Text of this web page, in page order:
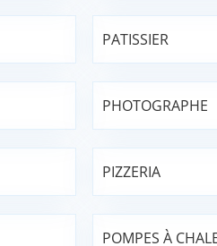
PATISSIER
PHOTOGRAPHE
PIZZERIA
POMPES À